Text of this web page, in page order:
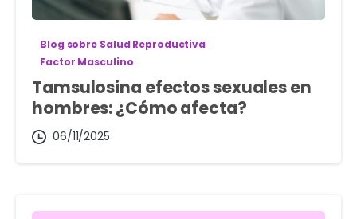
Blog sobre Salud Reproductiva
Factor Masculino
Tamsulosina efectos sexuales en
hombres: ¿Cómo afecta?
06/11/2025